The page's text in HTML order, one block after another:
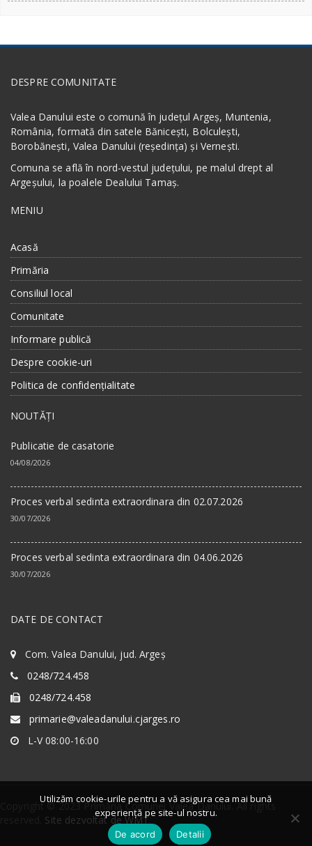
DESPRE COMUNITATE
Valea Danului este o comună în județul Argeș, Muntenia,
România, formată din satele Bănicești, Bolculești,
Borobănești, Valea Danului (reședința) și Vernești.
Comuna se află în nord-vestul județului, pe malul drept al
Argeșului, la poalele Dealului Tamaș.
MENIU
Acasă
Primăria
Consiliul local
Comunitate
Informare publică
Despre cookie-uri
Politica de confidențialitate
NOUTĂȚI
Publicatie de casatorie
04/08/2026
Proces verbal sedinta extraordinara din 02.07.2026
30/07/2026
Proces verbal sedinta extraordinara din 04.06.2026
30/07/2026
DATE DE CONTACT
Com. Valea Danului, jud. Argeș
0248/724.458
0248/724.458
primarie@valeadanului.cjarges.ro
L-V 08:00-16:00
Copyright © 2023 Primăria Comunei Valea Danului. All rights
Site dezvoltat de WMT.
Utilizăm cookie-urile pentru a vă asigura cea mai bună
experiență pe site-ul nostru.
De acord Detalii